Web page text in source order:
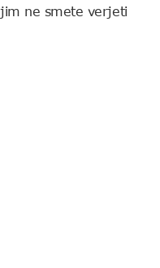
ne smete verjeti